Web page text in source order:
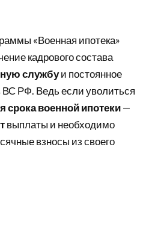
«Военная ипотека»
кадрового состава
службуи постоянное
ВС РФ. Ведь если уволиться
срока военной ипотеки—
выплаты и необходимо
взносы из своего